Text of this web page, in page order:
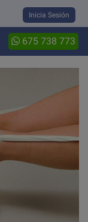
Inicia Sesión
675 738 773